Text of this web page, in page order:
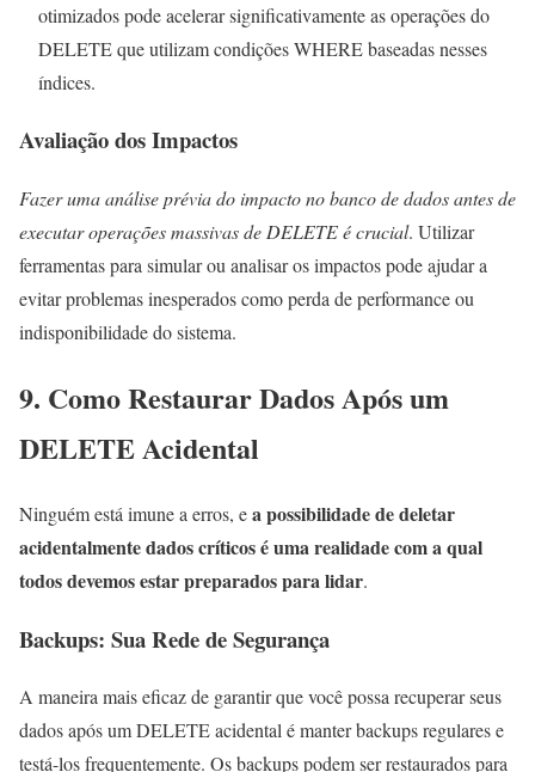
otimizados pode acelerar significativamente as operações do
DELETE que utilizam condições WHERE baseadas nesses
índices.
Avaliação dos Impactos
Fazer uma análise prévia do impacto no banco de dados antes de
executar operações massivas de DELETE é crucial. Utilizar
ferramentas para simular ou analisar os impactos pode ajudar a
evitar problemas inesperados como perda de performance ou
indisponibilidade do sistema.
9. Como Restaurar Dados Após um
DELETE Acidental
Ninguém está imune a erros, ea possibilidade de deletar
acidentalmente dados críticos é uma realidade com a qual
todos devemos estar preparados para lidar.
Backups: Sua Rede de Segurança
A maneira mais eficaz de garantir que você possa recuperar seus
dados após um DELETE acidental é manter backups regulares e
testá-los frequentemente. Os backups podem ser restaurados para